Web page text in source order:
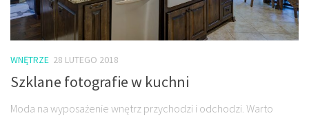
WNĘTRZE 28 LUTEGO 2018
Szklane fotografie w kuchni
Moda na wyposażenie wnętrz przychodzi i odchodzi. Warto